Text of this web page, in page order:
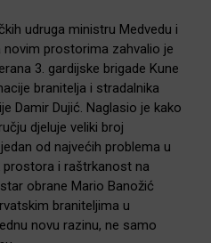
udruga ministru Medvedu i
prostorima zahvalio je
3. gardijske brigade Kune
branitelja i stradalnika
Damir Dujić. Naglasio je kako
djeluje veliki broj
od najvećih problema u
i raštrkanost na
obrane Mario Banožić
braniteljima u
novu razinu, ne samo